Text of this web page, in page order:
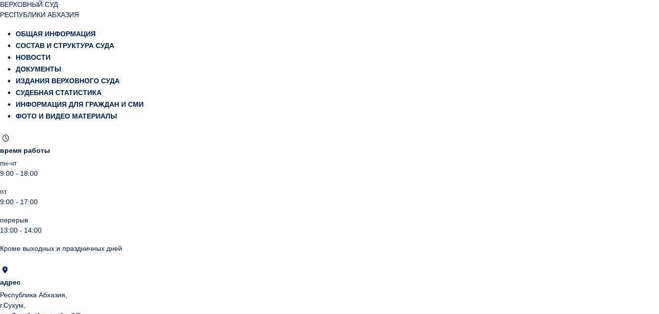
ВЕРХОВНЫЙ СУД
РЕСПУБЛИКИ АБХАЗИЯ
ОБЩАЯ ИНФОРМАЦИЯ
СОСТАВ И СТРУКТУРА СУДА
НОВОСТИ
ДОКУМЕНТЫ
ИЗДАНИЯ ВЕРХОВНОГО СУДА
СУДЕБНАЯ СТАТИСТИКА
ИНФОРМАЦИЯ ДЛЯ ГРАЖДАН И СМИ
ФОТО И ВИДЕО МАТЕРИАЛЫ
время работы
пн-чт
9:00 - 18:00
пт
9:00 - 17:00
перерыв
13:00 - 14:00
Кроме выходных и праздничных дней
адрес
Республика Абхазия,
г.Сухум,